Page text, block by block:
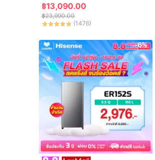
฿13,090.00
฿23,990.00
(1476)
-6%